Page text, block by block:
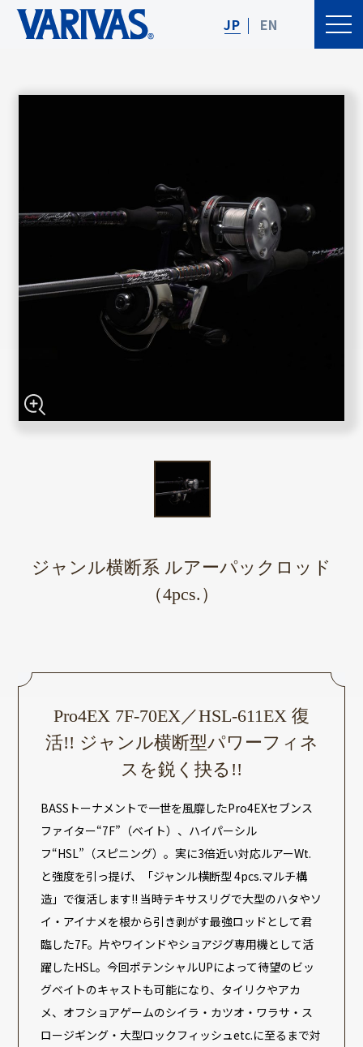
JP EN
ジャンル横断系 ルアーパックロッド
（4pcs.）
Pro4EX 7F-70EX／HSL-611EX 復
活!! ジャンル横断型パワーフィネ
スを鋭く抉る!!
BASSトーナメントで一世を風靡したPro4EXセブンス
ファイター“7F”（ベイト）、ハイパーシル
フ“HSL”（スピニング）。実に3倍近い対応ルアーWt.
と強度を引っ提げ、「ジャンル横断型 4pcs.マルチ構
造」で復活します!! 当時テキサスリグで大型のハタやソ
イ・アイナメを根から引き剥がす最強ロッドとして君
臨した7F。片やワインドやショアジグ専用機として活
躍したHSL。今回ポテンシャルUPによって待望のビッ
グベイトのキャストも可能になり、タイリクやアカ
メ、オフショアゲームのシイラ・カツオ・ワラサ・ス
ロージギング・大型ロックフィッシュetc.に至るまで対